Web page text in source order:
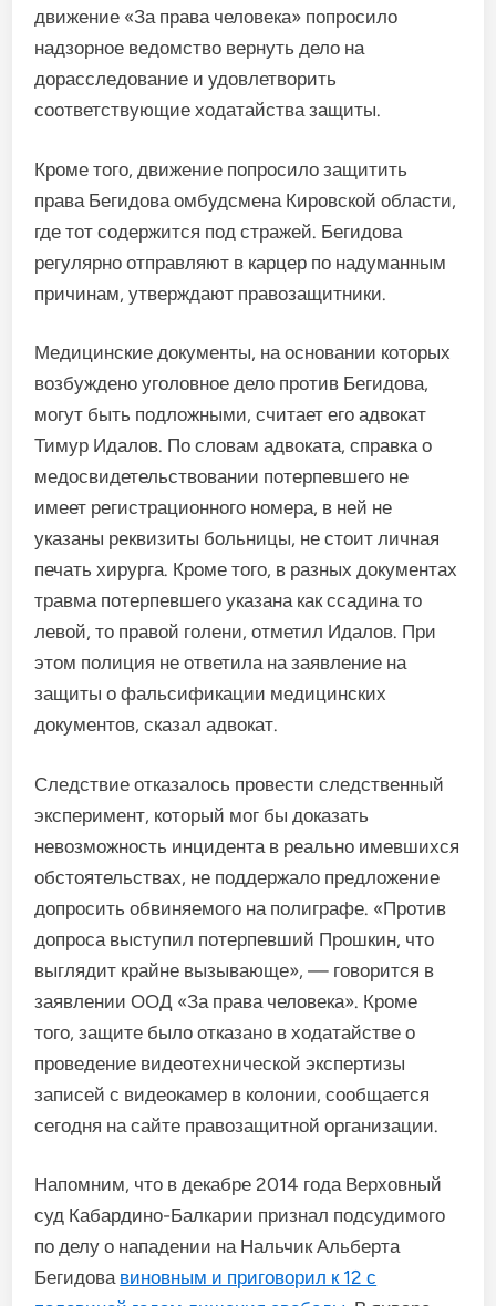
движение «За права человека» попросило
надзорное ведомство вернуть дело на
дорасследование и удовлетворить
соответствующие ходатайства защиты.
Кроме того, движение попросило защитить
права Бегидова омбудсмена Кировской области,
где тот содержится под стражей. Бегидова
регулярно отправляют в карцер по надуманным
причинам, утверждают правозащитники.
Медицинские документы, на основании которых
возбуждено уголовное дело против Бегидова,
могут быть подложными, считает его адвокат
Тимур Идалов. По словам адвоката, справка о
медосвидетельствовании потерпевшего не
имеет регистрационного номера, в ней не
указаны реквизиты больницы, не стоит личная
печать хирурга. Кроме того, в разных документах
травма потерпевшего указана как ссадина то
левой, то правой голени, отметил Идалов. При
этом полиция не ответила на заявление на
защиты о фальсификации медицинских
документов, сказал адвокат.
Следствие отказалось провести следственный
эксперимент, который мог бы доказать
невозможность инцидента в реально имевшихся
обстоятельствах, не поддержало предложение
допросить обвиняемого на полиграфе. «Против
допроса выступил потерпевший Прошкин, что
выглядит крайне вызывающе», — говорится в
заявлении ООД «За права человека». Кроме
того, защите было отказано в ходатайстве о
проведение видеотехнической экспертизы
записей с видеокамер в колонии, сообщается
сегодня на сайте правозащитной организации.
Напомним, что в декабре 2014 года Верховный
суд Кабардино-Балкарии признал подсудимого
по делу о нападении на Нальчик Альберта
Бегидова виновным и приговорил к 12 с